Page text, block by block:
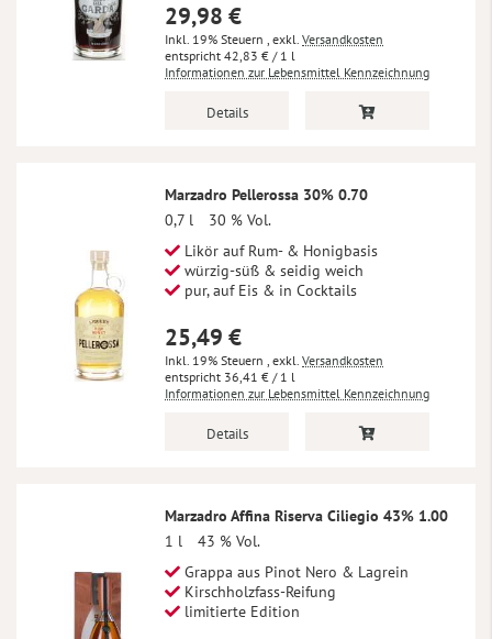
29,98 €
Inkl. 19% Steuern , exkl. Versandkosten
42,83 € / 1 l
Informationen zur Lebensmittel Kennzeichnung
Details
Marzadro Pellerossa 30% 0.70
0,7 l
30 % Vol.
Likör auf Rum- & Honigbasis
würzig-süß & seidig weich
pur, auf Eis & in Cocktails
25,49 €
Inkl. 19% Steuern , exkl. Versandkosten
36,41 € / 1 l
Informationen zur Lebensmittel Kennzeichnung
Details
Marzadro Affina Riserva Ciliegio 43% 1.00
1 l
43 % Vol.
Grappa aus Pinot Nero & Lagrein
Kirschholzfass-Reifung
limitierte Edition